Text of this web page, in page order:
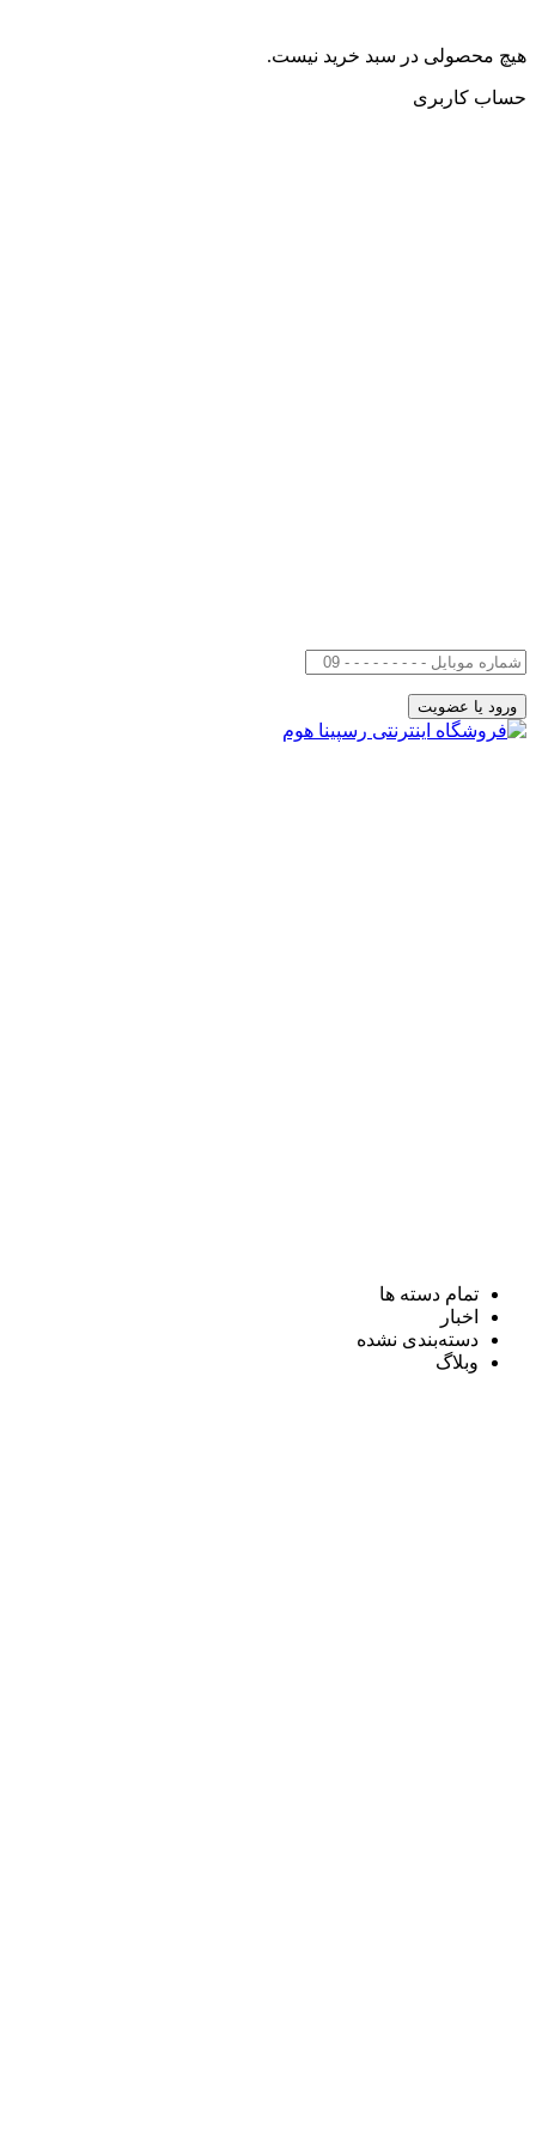
هیچ محصولی در سبد خرید نیست.
حساب کاربری
تمام دسته ها
اخبار
دسته‌بندی نشده
وبلاگ